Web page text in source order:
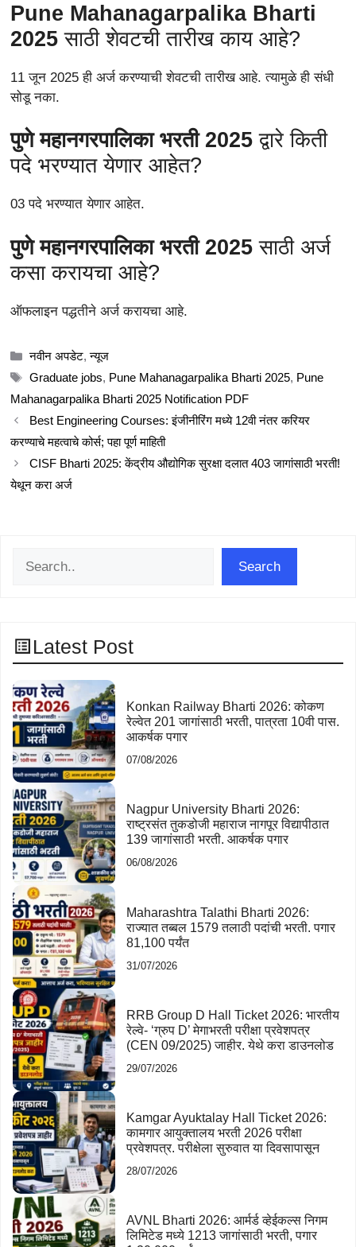
Pune Mahanagarpalika Bharti
2025 साठी शेवटची तारीख काय आहे?
11 जून 2025 ही अर्ज करण्याची शेवटची तारीख आहे. त्यामुळे ही संधी
सोडू नका.
पुणे महानगरपालिका भरती 2025 द्वारे किती
पदे भरण्यात येणार आहेत?
03 पदे भरण्यात येणार आहेत.
पुणे महानगरपालिका भरती 2025 साठी अर्ज
कसा करायचा आहे?
ऑफलाइन पद्धतीने अर्ज करायचा आहे.
Categories
नवीन अपडेट,न्यूज
Tags
Graduate jobs, Pune Mahanagarpalika Bharti 2025, Pune
Mahanagarpalika Bharti 2025 Notification PDF
Best Engineering Courses: इंजीनीरिंग मध्ये 12वी नंतर करियर
करण्याचे महत्वाचे कोर्स; पहा पूर्ण माहिती
CISF Bharti 2025: केंद्रीय औद्योगिक सुरक्षा दलात 403 जागांसाठी भरती!
येथून करा अर्ज
Search
Latest Post
Konkan Railway Bharti 2026: कोकण
रेल्वेत 201 जागांसाठी भरती, पात्रता 10वी पास.
आकर्षक पगार
07/08/2026
Nagpur University Bharti 2026:
राष्ट्रसंत तुकडोजी महाराज नागपूर विद्यापीठात
139 जागांसाठी भरती. आकर्षक पगार
06/08/2026
Maharashtra Talathi Bharti 2026:
राज्यात तब्बल 1579 तलाठी पदांची भरती. पगार
81,100 पर्यंत
31/07/2026
RRB Group D Hall Ticket 2026: भारतीय
रेल्वे- ‘ग्रुप D’ मेगाभरती परीक्षा प्रवेशपत्र
(CEN 09/2025) जाहीर. येथे करा डाउनलोड
29/07/2026
Kamgar Ayuktalay Hall Ticket 2026:
कामगार आयुक्तालय भरती 2026 परीक्षा
प्रवेशपत्र. परीक्षेला सुरुवात या दिवसापासून
28/07/2026
AVNL Bharti 2026: आर्मर्ड व्हेईकल्स निगम
लिमिटेड मध्ये 1213 जागांसाठी भरती, पगार